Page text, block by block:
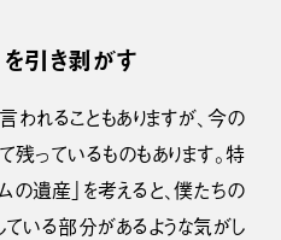
引き剥がす
われることもありますが、今の
っているものもあります。特
の遺産」を考えると、僕たちの
いる部分があるような気がし